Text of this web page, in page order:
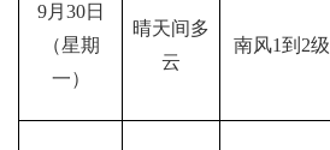
9月30日
（星期
一）
晴天间多
云
南风1到2级